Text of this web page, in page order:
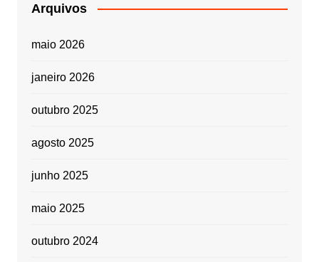
Arquivos
maio 2026
janeiro 2026
outubro 2025
agosto 2025
junho 2025
maio 2025
outubro 2024